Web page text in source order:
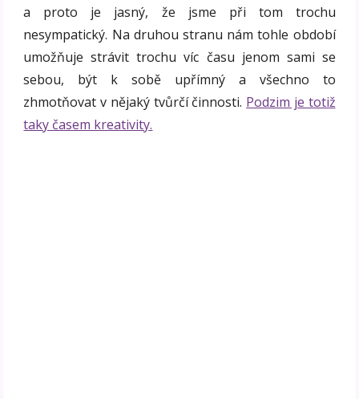
a proto je jasný, že jsme při tom trochu
nesympatický. Na druhou stranu nám tohle období
umožňuje strávit trochu víc času jenom sami se
sebou, být k sobě upřímný a všechno to
zhmotňovat v nějaký tvůrčí činnosti. Podzim je totiž
taky časem kreativity.